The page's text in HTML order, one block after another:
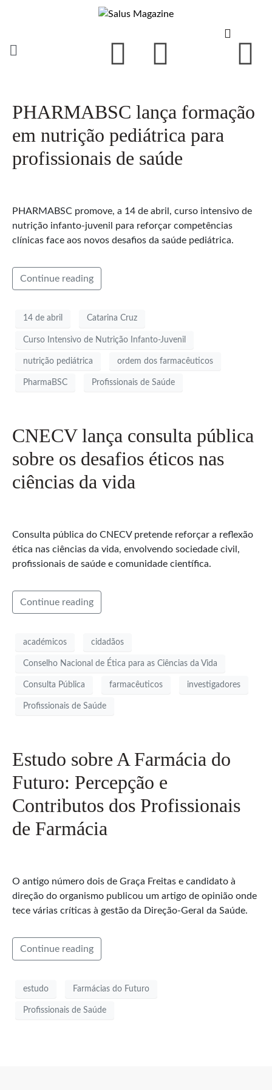
PHARMABSC lança formação
em nutrição pediátrica para
profissionais de saúde
PHARMABSC promove, a 14 de abril, curso intensivo de
nutrição infanto-juvenil para reforçar competências
clínicas face aos novos desafios da saúde pediátrica.
Continue reading
14 de abril Catarina Cruz
Curso Intensivo de Nutrição Infanto-Juvenil
nutrição pediátrica ordem dos farmacêuticos
PharmaBSC Profissionais de Saúde
CNECV lança consulta pública
sobre os desafios éticos nas
ciências da vida
Consulta pública do CNECV pretende reforçar a reflexão
ética nas ciências da vida, envolvendo sociedade civil,
profissionais de saúde e comunidade científica.
Continue reading
académicos cidadãos
Conselho Nacional de Ética para as Ciências da Vida
Consulta Pública farmacêuticos investigadores
Profissionais de Saúde
Estudo sobre A Farmácia do
Futuro: Percepção e
Contributos dos Profissionais
de Farmácia
O antigo número dois de Graça Freitas e candidato à
direção do organismo publicou um artigo de opinião onde
tece várias críticas à gestão da Direção-Geral da Saúde.
Continue reading
estudo Farmácias do Futuro
Profissionais de Saúde